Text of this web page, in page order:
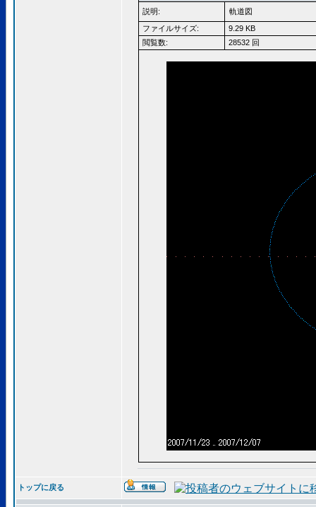
説明:
軌道図
ファイルサイズ:
9.29 KB
閲覧数:
28532 回
トップに戻る